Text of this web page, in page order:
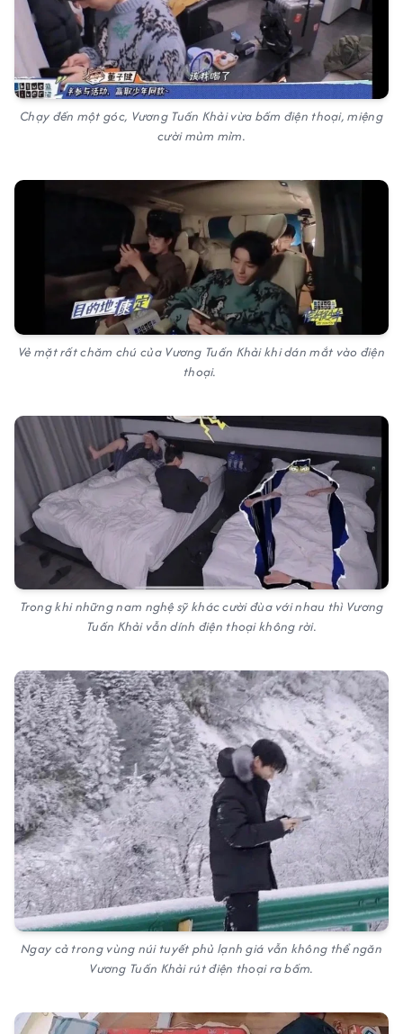
Chạy đến một góc, Vương Tuấn Khải vừa bấm điện thoại, miệng
cười mủm mỉm.
Vẻ mặt rất chăm chú của Vương Tuấn Khải khi dán mắt vào điện
thoại.
Trong khi những nam nghệ sỹ khác cười đùa với nhau thì Vương
Tuấn Khải vẫn dính điện thoại không rời.
Ngay cả trong vùng núi tuyết phủ lạnh giá vẫn không thể ngăn
Vương Tuấn Khải rút điện thoại ra bấm.